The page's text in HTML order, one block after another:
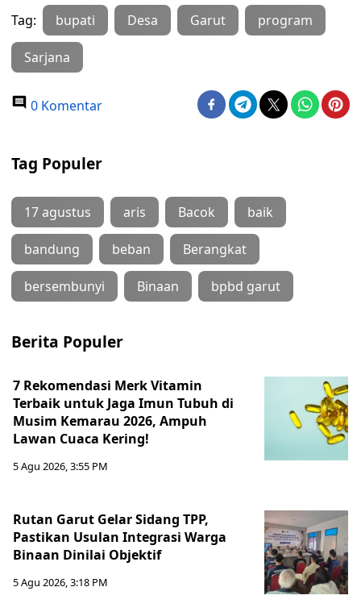
Tag: bupati Desa Garut program
Sarjana
0 Komentar
Tag Populer
17 agustus aris Bacok baik
bandung beban Berangkat
bersembunyi Binaan bpbd garut
Berita Populer
7 Rekomendasi Merk Vitamin
Terbaik untuk Jaga Imun Tubuh di
Musim Kemarau 2026, Ampuh
Lawan Cuaca Kering!
5 Agu 2026, 3:55 PM
Rutan Garut Gelar Sidang TPP,
Pastikan Usulan Integrasi Warga
Binaan Dinilai Objektif
5 Agu 2026, 3:18 PM